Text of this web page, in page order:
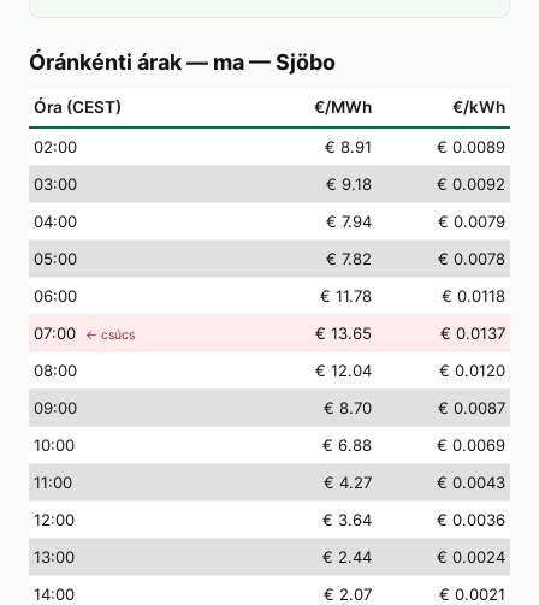
Óránkénti árak — ma—Sjöbo
Óra (CEST) €/MWh €/kWh
02:00 € 8.91
€ 0.0089
03:00 € 9.18
€ 0.0092
04:00 € 7.94
€ 0.0079
05:00 € 7.82
€ 0.0078
06:00 € 11.78
€ 0.0118
07:00 ← csúcs € 13.65
€ 0.0137
08:00 € 12.04
€ 0.0120
09:00 € 8.70
€ 0.0087
10:00 € 6.88
€ 0.0069
11:00 € 4.27
€ 0.0043
12:00 € 3.64
€ 0.0036
13:00 € 2.44
€ 0.0024
14:00 € 2.07
€ 0.0021